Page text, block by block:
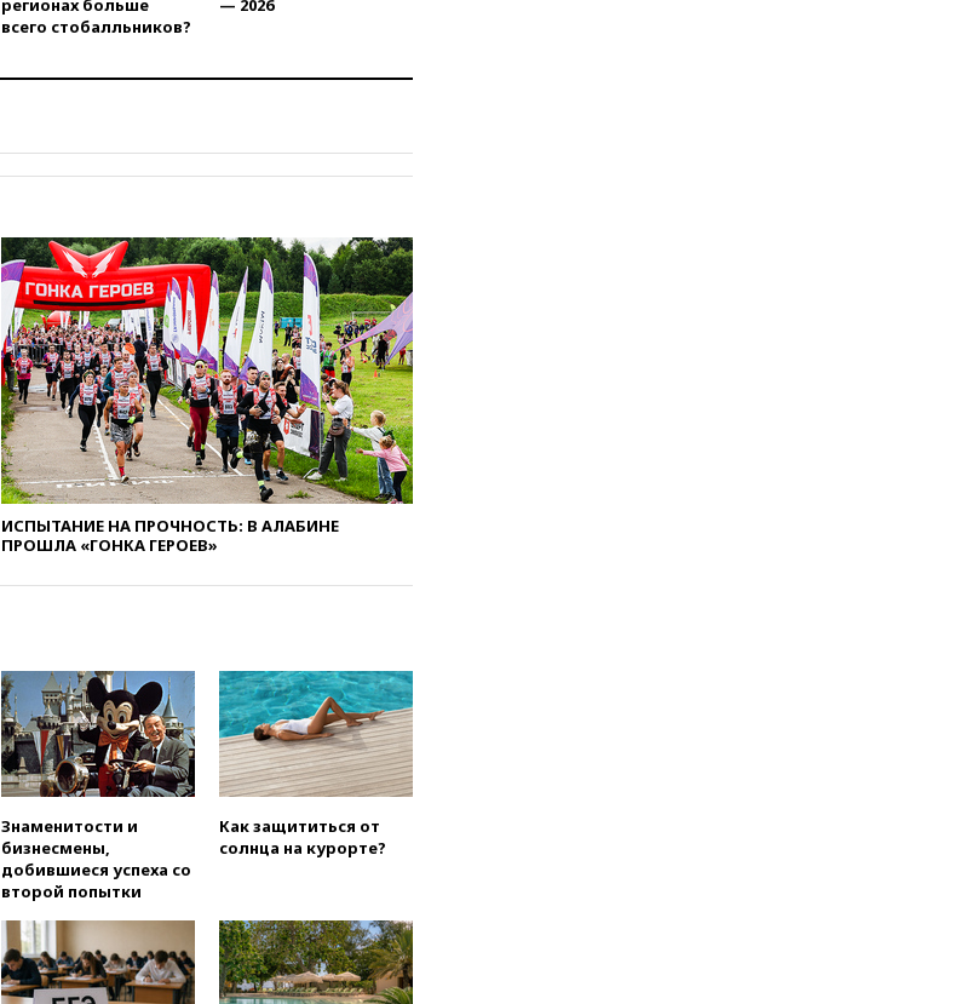
километрах от Ванкувера
06:00Суд обязал Meta
05:51Трамп подписал указ
04:00Суд взыскал почти 5 млн
рублей в пользу семьи
отравившегося в детсаду
мальчика
03:00МИД РФ: попытки Запада
рассорить Россию и Казахстан
обречены на провал
02:00Ни один водоем Англии
не соответствует нормам
химической безопасности
01:00Трамп: США сами
нуждаются в дальнобойных
вчера, 23:28Слуцкий призвал
признать «Яблоко»
нежелательной организацией
вчера, 23:15В Смоленске
ребенок и женщина погибли
при падении деревьев во
время урагана
вчера, 22:55
вчера, 22:35Винисиус
продлил контракт с «Реалом»
до 2032 года
регионах больше
всего стобалльников?
— 2026
ИСПЫТАНИЕ НА ПРОЧНОСТЬ: В АЛАБИНЕ
ПРОШЛА «ГОНКА ГЕРОЕВ»
Знаменитости и
бизнесмены,
добившиеся успеха со
второй попытки
Как защититься от
солнца на курорте?